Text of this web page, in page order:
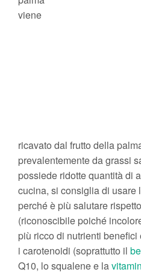
viene
ricavato dal frutto della
prevalentemente da grassi
possiede ridotte quantità di
cucina, si consiglia di usare
perché è più salutare
(riconoscibile poiché
più ricco di nutrienti
i carotenoidi (soprattutto il
Q10, lo squalene e la